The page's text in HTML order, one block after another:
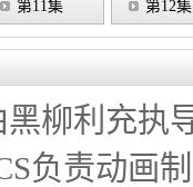
第11集 第12集
黑柳利充
负责动画